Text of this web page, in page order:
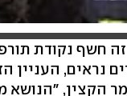
חשף נקודת
נראים, העניין
הקצין, "הנושא